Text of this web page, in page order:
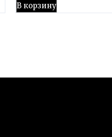
В корзину